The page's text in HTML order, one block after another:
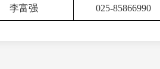
李富强 025-85866990